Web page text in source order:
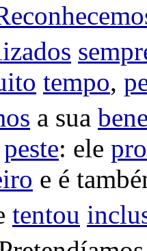
tempo,
a sua
peste: ele
e é
tentou